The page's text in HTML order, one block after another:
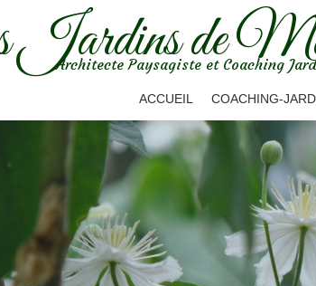
Jardins de
Architecte Paysagiste et Coaching
ACCUEIL COACHING-